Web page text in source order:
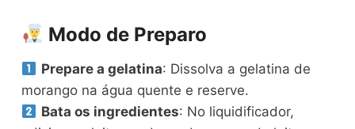
Modo de Preparo
Prepare a gelatina: Dissolva a gelatina de
morango na água quente e reserve.
Bata os ingredientes: No liquidificador,